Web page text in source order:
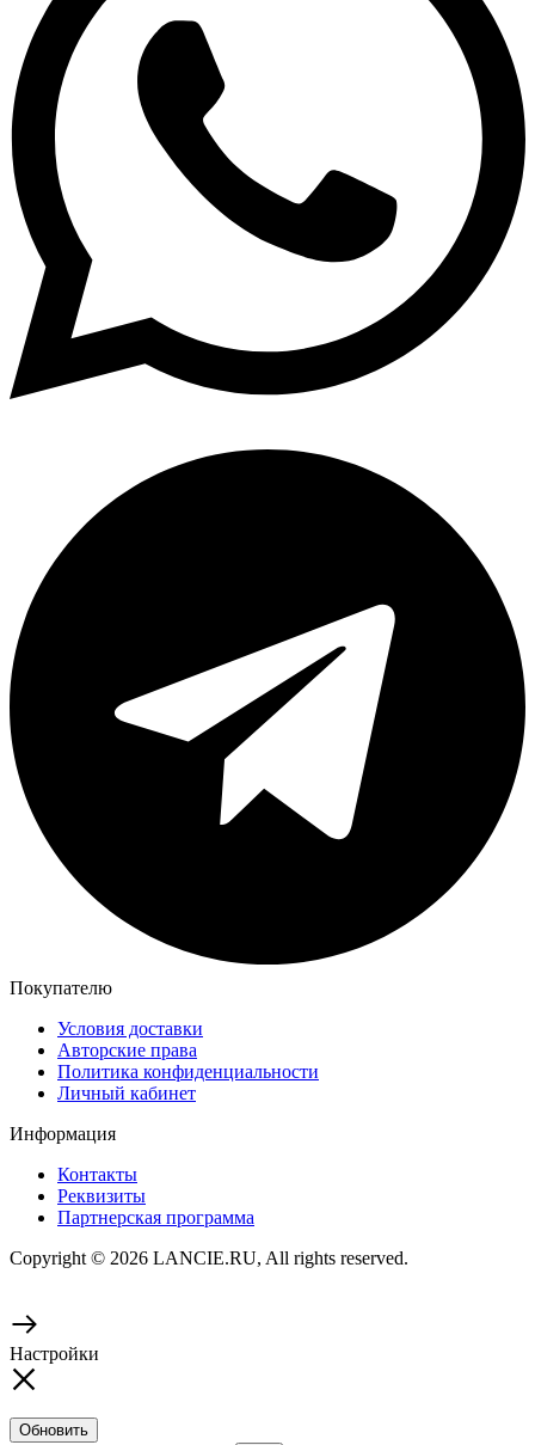
Покупателю
Условия доставки
Авторские права
Политика конфиденциальности
Личный кабинет
Информация
Контакты
Реквизиты
Партнерская программа
Copyright © 2026 LANCIE.RU, All rights reserved.
Настройки
Обновить